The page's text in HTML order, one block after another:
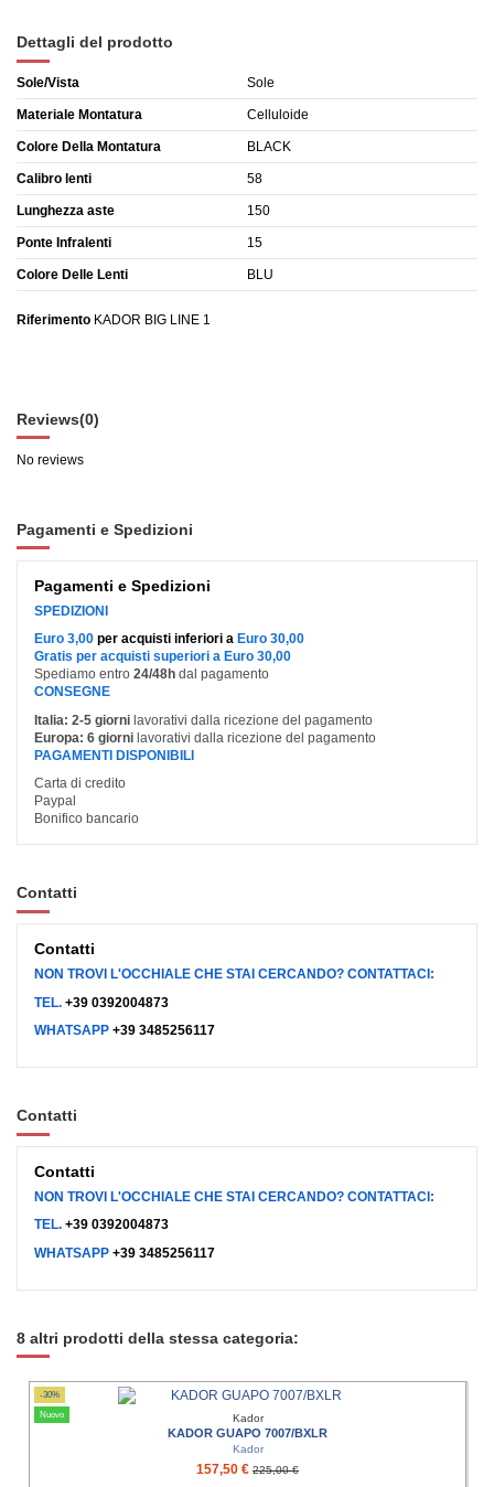
Dettagli del prodotto
Sole/Vista Sole
Materiale Montatura Celluloide
Colore Della Montatura BLACK
Calibro lenti 58
Lunghezza aste 150
Ponte Infralenti 15
Colore Delle Lenti BLU
Riferimento KADOR BIG LINE 1
Reviews(0)
No reviews
Pagamenti e Spedizioni
Pagamenti e Spedizioni
SPEDIZIONI
Euro 3,00 per acquisti inferiori a Euro 30,00
Gratis per acquisti superiori a Euro 30,00
Spediamo entro 24/48h dal pagamento
CONSEGNE
Italia: 2-5 giorni lavorativi dalla ricezione del pagamento
Europa: 6 giorni lavorativi dalla ricezione del pagamento
PAGAMENTI DISPONIBILI
Carta di credito
Paypal
Bonifico bancario
Contatti
Contatti
NON TROVI L'OCCHIALE CHE STAI CERCANDO? CONTATTACI:
TEL. +39 0392004873
WHATSAPP +39 3485256117
Contatti
Contatti
NON TROVI L'OCCHIALE CHE STAI CERCANDO? CONTATTACI:
TEL. +39 0392004873
WHATSAPP +39 3485256117
8 altri prodotti della stessa categoria:
-30%
Nuovo Kador
KADOR GUAPO 7007/BXLR
Kador
157,50 € 225,00 €